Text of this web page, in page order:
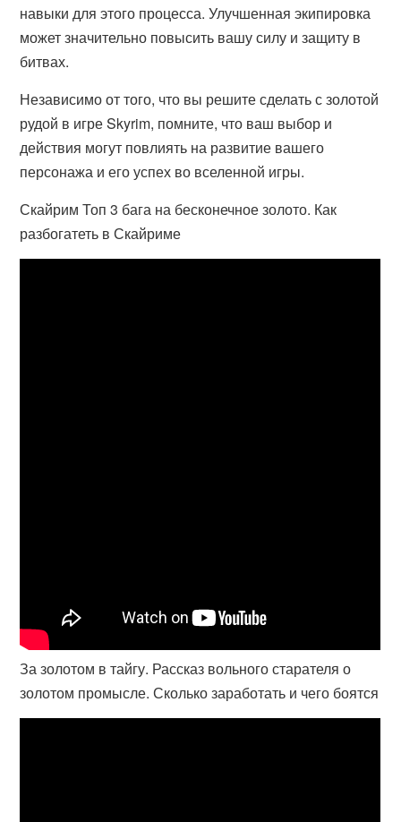
навыки для этого процесса. Улучшенная экипировка
может значительно повысить вашу силу и защиту в
битвах.
Независимо от того, что вы решите сделать с золотой
рудой в игре Skyrim, помните, что ваш выбор и
действия могут повлиять на развитие вашего
персонажа и его успех во вселенной игры.
Скайрим Топ 3 бага на бесконечное золото. Как
разбогатеть в Скайриме
За золотом в тайгу. Рассказ вольного старателя о
золотом промысле. Сколько заработать и чего боятся